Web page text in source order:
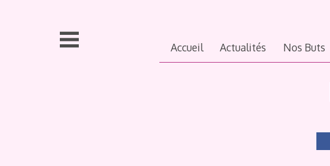
Accueil Actualités Nos Buts